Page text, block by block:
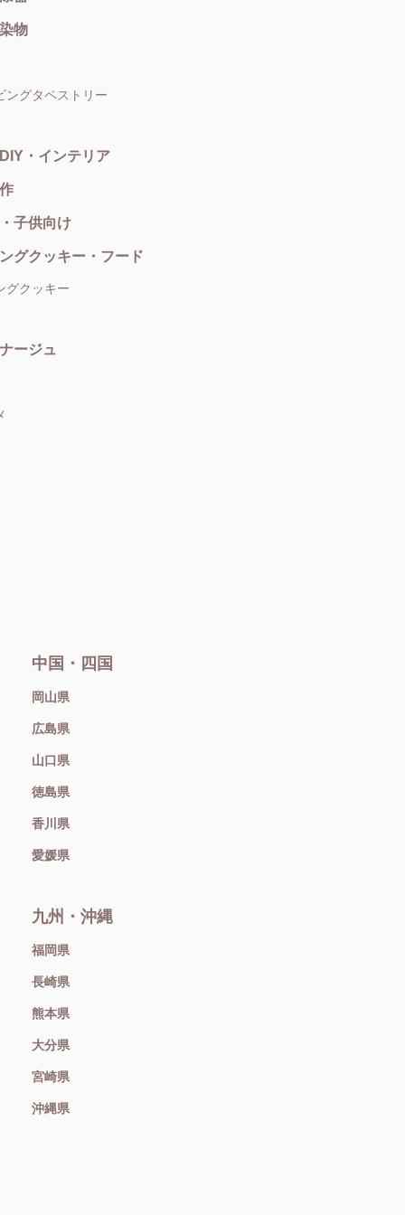
物
ングタペストリー
・インテリア
子供向け
グクッキー・フード
グクッキー
ージュ
中国・四国
岡山県
広島県
山口県
徳島県
香川県
愛媛県
九州・沖縄
福岡県
長崎県
熊本県
大分県
宮崎県
沖縄県